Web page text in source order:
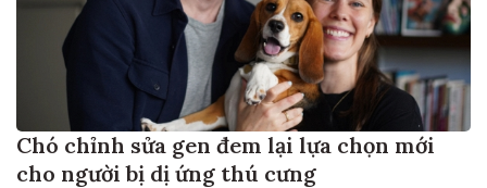
Chó chỉnh sửa gen đem lại lựa chọn mới
cho người bị dị ứng thú cưng